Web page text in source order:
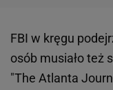
FBI w kręgu
osób musiało też
"The Atlanta